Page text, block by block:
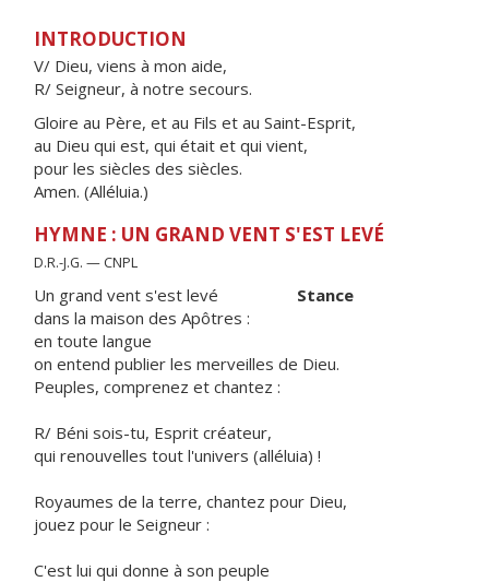
INTRODUCTION
V/ Dieu, viens à mon aide,
R/ Seigneur, à notre secours.
Gloire au Père, et au Fils et au Saint-Esprit,
au Dieu qui est, qui était et qui vient,
pour les siècles des siècles.
Amen. (Alléluia.)
HYMNE : UN GRAND VENT S'EST LEVÉ
D.R.-J.G. — CNPL
Un grand vent s'est levé Stance
dans la maison des Apôtres :
en toute langue
on entend publier les merveilles de Dieu.
Peuples, comprenez et chantez :
R/ Béni sois-tu, Esprit créateur,
qui renouvelles tout l'univers (alléluia) !
Royaumes de la terre, chantez pour Dieu,
jouez pour le Seigneur :
C'est lui qui donne à son peuple